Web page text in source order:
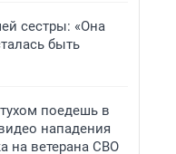
сестры: «Она
быть
поедешь в
нападения
на ветерана СВО